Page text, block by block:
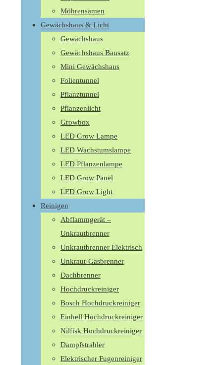
Möhrensamen
Gewächshaus & Licht
Gewächshaus
Gewächshaus Bausatz
Mini Gewächshaus
Folientunnel
Pflanztunnel
Pflanzenlicht
Growbox
LED Grow Lampe
LED Wachstumslampe
LED Pflanzenlampe
LED Grow Panel
LED Grow Light
Reinigen
Abflammgerät –
Unkrautbrenner
Unkrautbrenner Elektrisch
Unkraut-Gasbrenner
Dachbrenner
Hochdruckreiniger
Bosch Hochdruckreiniger
Einhell Hochdruckreiniger
Nilfisk Hochdruckreiniger
Dampfstrahler
Elektrischer Fugenreiniger